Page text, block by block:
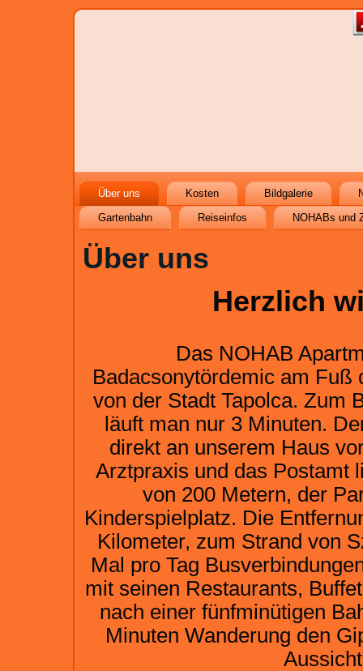
Über uns Kosten Bildgalerie
Gartenbahn
Reiseinfos NOHABs und
Über uns
Herzlich
Das NOHAB
Badacsonytördemic am Fuß
von der Stadt Tapolca. Zum
läuft man nur 3 Minuten.
direkt an unserem Haus
Arztpraxis und das Postamt
von 200 Metern, der
Kinderspielplatz. Die
Kilometer, zum Strand von
Mal pro Tag
mit seinen Restaurants,
nach einer fünfminütigen
Minuten Wanderung den